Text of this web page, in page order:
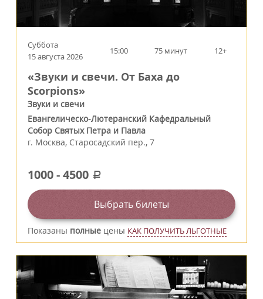
Суббота
15 августа 2026
15:00 75 минут 12+
«Звуки и свечи. От Баха до
Scorpions»
Звуки и свечи
Евангелическо-Лютеранский Кафедральный
Собор Святых Петра и Павла
г. Москва, Старосадский пер., 7
1000-4500 a
Выбрать билеты
Показаны полные цены КАК ПОЛУЧИТЬ ЛЬГОТНЫЕ